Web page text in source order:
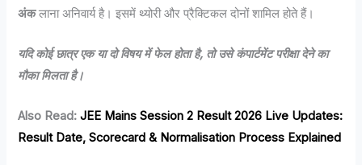
अंकलाना अनिवार्य है। इसमें थ्योरी और प्रैक्टिकल दोनों शामिल होते हैं।
यदि कोई छात्र एक या दो विषय में फेल होता है, तो उसे कंपार्टमेंट परीक्षा देने का
मौका मिलता है।
Also Read:JEE Mains Session 2 Result 2026 Live Updates:
Result Date, Scorecard & Normalisation Process Explained